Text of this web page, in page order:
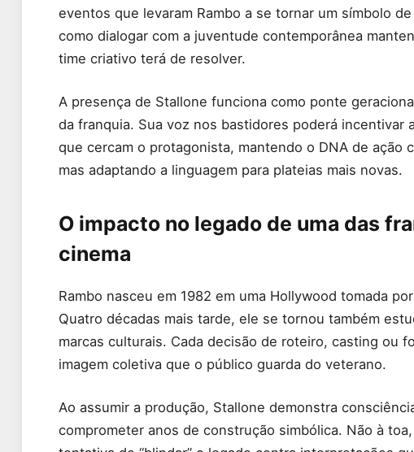
eventos que levaram Rambo a se tornar um símbolo
como dialogar com a juventude contemporânea
time criativo terá de resolver.
A presença de Stallone funciona como ponte
da franquia. Sua voz nos bastidores poderá
que cercam o protagonista, mantendo o DNA de ação
mas adaptando a linguagem para plateias mais novas.
O impacto no legado de uma das
cinema
Rambo nasceu em 1982 em uma Hollywood tomada
Quatro décadas mais tarde, ele se tornou também
marcas culturais. Cada decisão de roteiro, casting ou
imagem coletiva que o público guarda do veterano.
Ao assumir a produção, Stallone demonstra
comprometer anos de construção simbólica. Não à